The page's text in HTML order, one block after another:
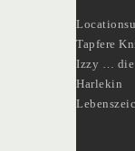
Tapfere
Izzy … die
Harlekin